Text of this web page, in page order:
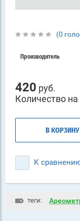
(0
Производитель
420 руб.
Количество
В КОРЗИНУ
К
теги: